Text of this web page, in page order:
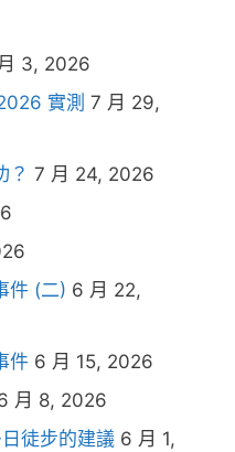
3, 2026
實測 7 月 29,
？ 7 月 24, 2026
件 (二) 6 月 22,
件 6 月 15, 2026
月 8, 2026
徒步的建議 6 月 1,